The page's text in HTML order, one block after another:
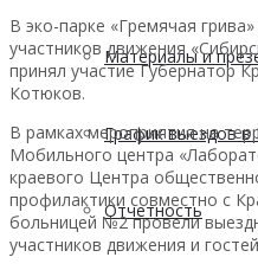
Материалы и
График выездов
Отчетность
В эко-парке «Гремячая
участников движения
принял участие Губернатор
Котюков.
В рамках мероприятия на
Мобильного центра
краевого Центра
профилактики совместно с
больницей №2 провели
участников движения и